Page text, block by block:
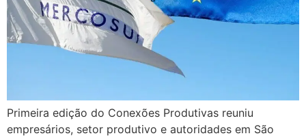
Primeira edição do Conexões Produtivas reuniu
empresários, setor produtivo e autoridades em São